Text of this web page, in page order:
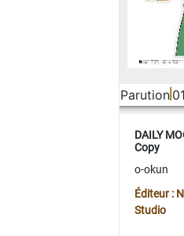
Parution
DAILY
Copy
o-okun
Éditeur :
Studio